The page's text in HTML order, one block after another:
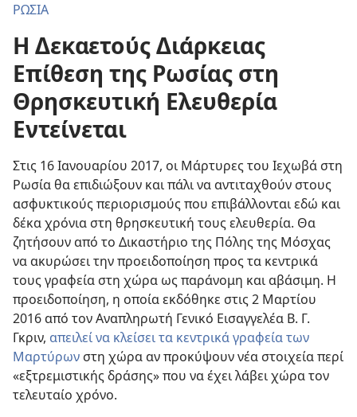
ΡΩΣΙΑ
Η Δεκαετούς Διάρκειας
Επίθεση της Ρωσίας στη
Θρησκευτική Ελευθερία
Εντείνεται
Στις 16 Ιανουαρίου 2017, οι Μάρτυρες του Ιεχωβά στη
Ρωσία θα επιδιώξουν και πάλι να αντιταχθούν στους
ασφυκτικούς περιορισμούς που επιβάλλονται εδώ και
δέκα χρόνια στη θρησκευτική τους ελευθερία. Θα
ζητήσουν από το Δικαστήριο της Πόλης της Μόσχας
να ακυρώσει την προειδοποίηση προς τα κεντρικά
τους γραφεία στη χώρα ως παράνομη και αβάσιμη. Η
προειδοποίηση, η οποία εκδόθηκε στις 2 Μαρτίου
2016 από τον Αναπληρωτή Γενικό Εισαγγελέα Β. Γ.
Γκριν, απειλεί να κλείσει τα κεντρικά γραφεία των
Μαρτύρων στη χώρα αν προκύψουν νέα στοιχεία περί
«εξτρεμιστικής δράσης» που να έχει λάβει χώρα τον
τελευταίο χρόνο.